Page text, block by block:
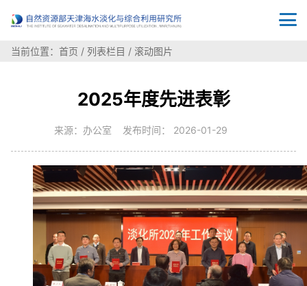
当前位置： 首页 / 列表栏目 / 滚动图片
2025年度先进表彰
来源：办公室 发布时间： 2026-01-29